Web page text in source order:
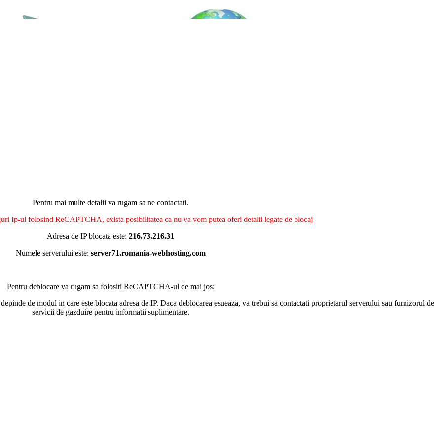
Pentru mai multe detalii va rugam sa ne contactati.
Ip-ul folosind ReCAPTCHA, exista posibilitatea ca nu va vom putea oferi detalii legate de blocaj
Adresa de IP blocata este: 216.73.216.31
Numele serverului este: server71.romania-webhosting.com
Pentru deblocare va rugam sa folositi ReCAPTCHA-ul de mai jos:
de modul in care este blocata adresa de IP. Daca deblocarea esueaza, va trebui sa contactati proprietarul serverului sau furnizorul de
servicii de gazduire pentru informatii suplimentare.